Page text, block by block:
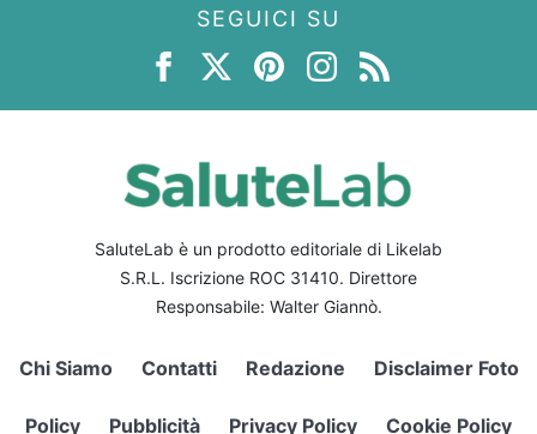
SEGUICI SU
SaluteLab è un prodotto editoriale di Likelab
S.R.L. Iscrizione ROC 31410. Direttore
Responsabile: Walter Giannò.
Chi Siamo Contatti Redazione Disclaimer Foto
Policy Pubblicità Privacy Policy Cookie Policy